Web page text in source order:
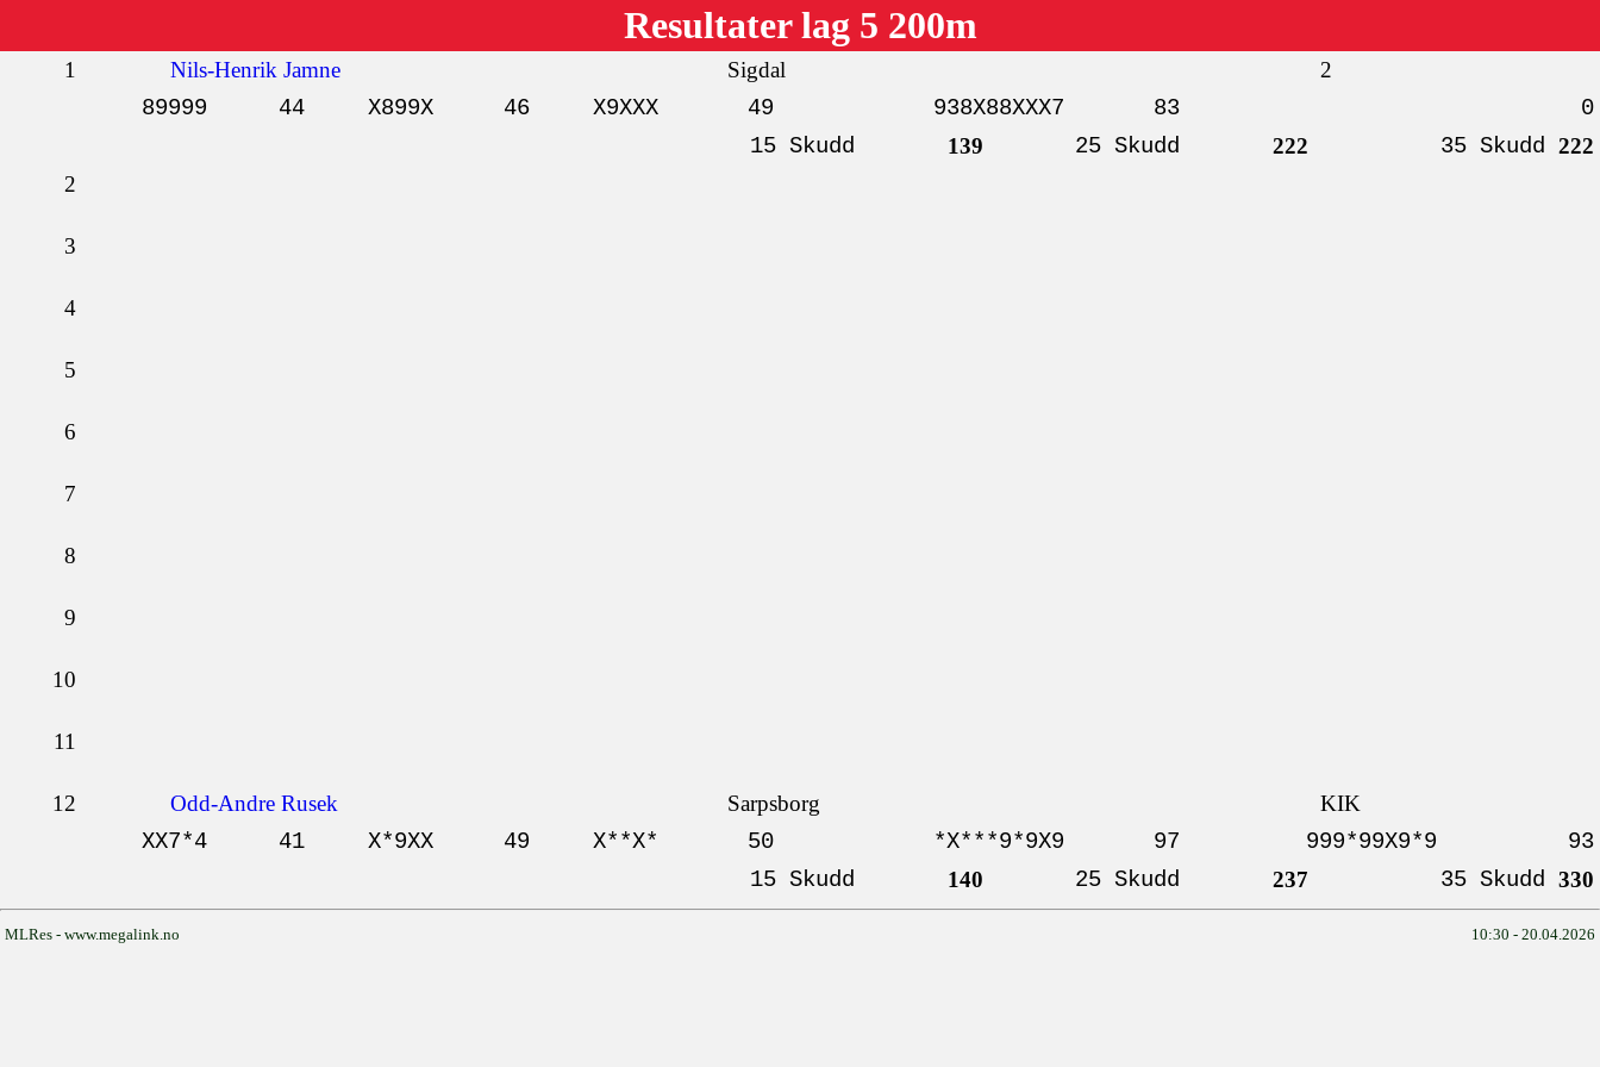
Resultater lag 5 200m
1 Nils-Henrik Jamne Sigdal 2
89999 44 X899X 46 X9XXX 49 938X88XXX7 83
0
15 Skudd
139 25 Skudd 222 35 Skudd 222
2
3
4
5
6
7
8
9
10
11
12 Odd-Andre Rusek Sarpsborg KIK
XX7*4 41 X*9XX 49 X**X* 50 *X***9*9X9 97 999*99X9*9
93
15 Skudd
140 25 Skudd 237 35 Skudd 330
MLRes - www.megalink.no 10:30 - 20.04.2026